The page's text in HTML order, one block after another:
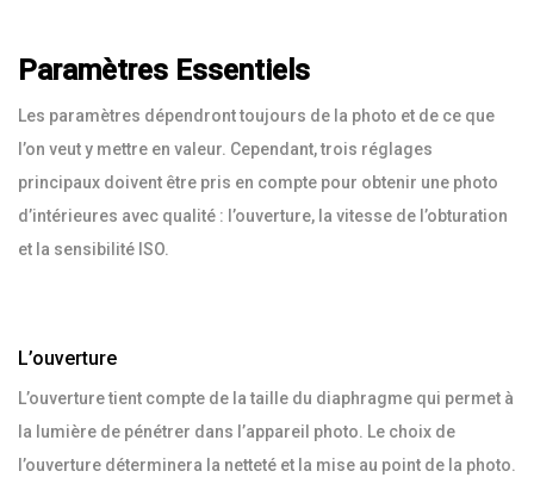
Paramètres Essentiels
Les paramètres dépendront toujours de la photo et de ce que
l’on veut y mettre en valeur. Cependant, trois réglages
principaux doivent être pris en compte pour obtenir une photo
d’intérieures avec qualité : l’ouverture, la vitesse de l’obturation
et la sensibilité ISO.
L’ouverture
L’ouverture tient compte de la taille du diaphragme qui permet à
la lumière de pénétrer dans l’appareil photo. Le choix de
l’ouverture déterminera la netteté et la mise au point de la photo.